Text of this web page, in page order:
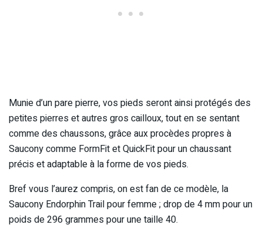
Munie d’un pare pierre, vos pieds seront ainsi protégés des
petites pierres et autres gros cailloux, tout en se sentant
comme des chaussons, grâce aux procèdes propres à
Saucony comme FormFit et QuickFit pour un chaussant
précis et adaptable à la forme de vos pieds.
Bref vous l’aurez compris, on est fan de ce modèle, la
Saucony Endorphin Trail pour femme ; drop de 4 mm pour un
poids de 296 grammes pour une taille 40.